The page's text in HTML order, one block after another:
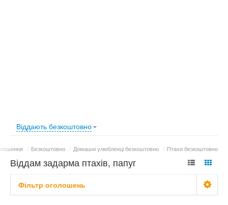
Віддають безкоштовно
/ Безкоштовно / Домашні улюбленці безкоштовно / Птахи безкоштовно
Віддам задарма птахів, папуг
Фільтр оголошень